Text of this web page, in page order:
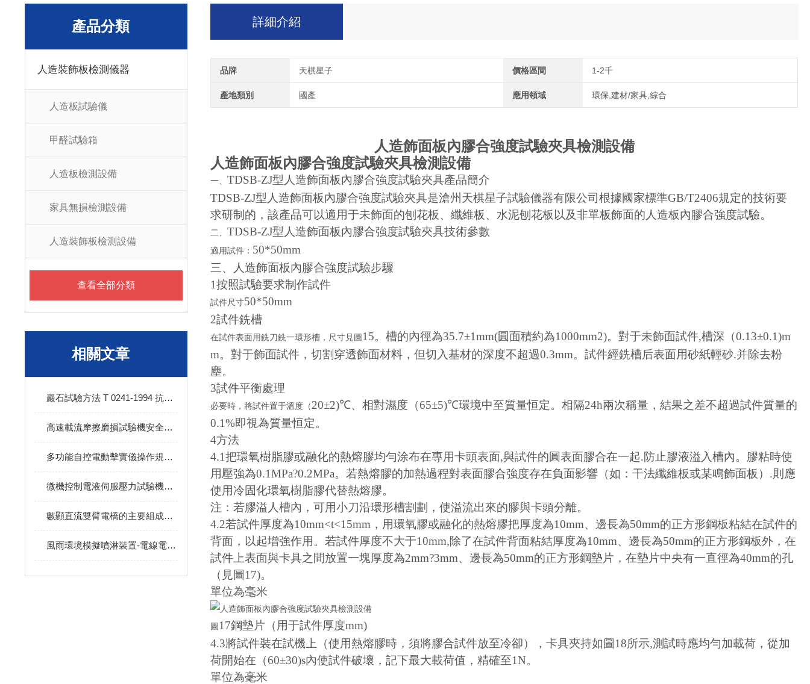
詳細介紹
品牌 天棋星子 價格區間 1-2千
產地類別 國產 應用領域 環保,建材/家具,綜合
人造飾面板內膠合強度試驗夾具檢測設備
人造飾面板內膠合強度試驗夾具檢測設備
一、 TDSB-ZJ型人造飾面板內膠合強度試驗夾具產品簡介
TDSB-ZJ型人造飾面板內膠合強度試驗夾具是滄州天棋星子試驗儀器有限公司根據國家標準GB/T2406規定的技術要
求研制的，該產品可以適用于未飾面的刨花板、纖維板、水泥刨花板以及非單板飾面的人造板內膠合強度試驗。
二、 TDSB-ZJ型人造飾面板內膠合強度試驗夾具技術參數
適用試件： 50*50mm
三、人造飾面板內膠合強度試驗步驟
1按照試驗要求制作試件
試件尺寸50*50mm
2試件銑槽
在試件表面用銑刀銑一環形槽，尺寸見圖 15。槽的內徑為35.7±1mm(圓面積約為1000mm2)。對于未飾面試件,槽深（0.13±0.1)m
m。對于飾面試件，切割穿透飾面材料，但切入基材的深度不超過0.3mm。試件經銑槽后表面用砂紙輕砂.并除去粉
塵。
3試件平衡處理
必要時，將試件置于溫度（20±2)℃、相對濕度（65±5)℃環境中至質量恒定。相隔24h兩次稱量，結果之差不超過試件質量的
0.1%即視為質量恒定。
4方法
4.1把環氧樹脂膠或融化的熱熔膠均勻涂布在專用卡頭表面,與試件的圓表面膠合在一起.防止膠液溢入槽內。膠粘時使
用壓強為0.1MPa?0.2MPa。若熱熔膠的加熱過程對表面膠合強度存在負面影響（如：干法纖維板或某鳴飾面板）.則應
使用冷固化環氧樹脂膠代替熱熔膠。
注：若膠溢人槽內，可用小刀沿環形槽割劃，使溢流出來的膠與卡頭分離。
4.2若試件厚度為10mm<t<15mm，用環氧膠或融化的熱熔膠把厚度為10mm、邊長為50mm的正方形鋼板粘結在試件的
背面，以起增強作用。若試件厚度不大于10mm,除了在試件背面粘結厚度為10mm、邊長為50mm的正方形鋼板外，在
試件上表面與卡具之間放置一塊厚度為2mm?3mm、邊長為50mm的正方形鋼墊片，在墊片中央有一直徑為40mm的孔
（見圖17)。
單位為毫米
圖 17鋼墊片（用于試件厚度mm)
4.3將試件裝在試機上（使用熱熔膠時，須將膠合試件放至冷卻），卡具夾持如圖18所示,測試時應均勻加載荷，從加
荷開始在（60±30)s內使試件破壞，記下最大載荷值，精確至1N。
單位為毫米
產品分類
人造裝飾板檢測儀器
人造板試驗儀
甲醛試驗箱
人造板檢測設備
家具無損檢測設備
人造裝飾板檢測設備
查看全部分類
相關文章
巖石試驗方法 T 0241-1994 抗凍性試驗試驗方法
高速載流摩擦磨損試驗機安全操作流程
多功能自控電動擊實儀操作規程及注意事項
微機控制電液伺服壓力試驗機的性能特點
數顯直流雙臂電橋的主要組成部分
風雨環境模擬噴淋裝置-電線電纜的使用注意事項